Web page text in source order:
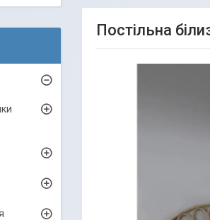
Постільна